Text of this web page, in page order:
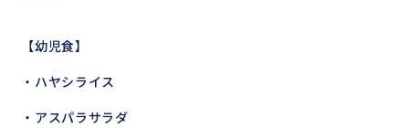
【幼児食】
・ハヤシライス
・アスパラサラダ